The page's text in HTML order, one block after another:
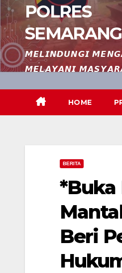
POLRES
SEMARANG
𝙈𝙀𝙇𝙄𝙉𝘿𝙐𝙉𝙂𝙄
𝙈𝙀𝙇𝘼𝙔𝘼𝙉𝙄
HOME
BERITA
*Buka
Beri